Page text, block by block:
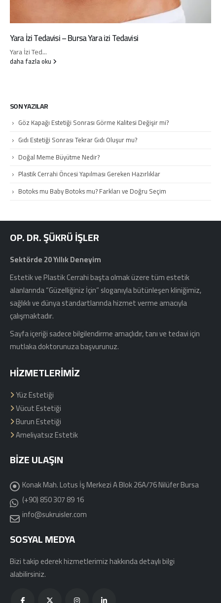
Yara İzi Tedavisi – Bursa Yara izi Tedavisi
Yara İzi Ted...
daha fazla oku
SON YAZILAR
Göz Kapağı Estetiği Sonrası Görme Kalitesi Değişir mi?
Gıdı Estetiği Sonrası Tekrar Gıdı Oluşur mu?
Doğal Meme Büyütme Nedir?
Plastik Cerrahi Öncesi Yapılması Gereken Hazırlıklar
Botoks mu Baby Botoks mu? Farkları ve Doğru Seçim
OP. DR. ŞÜKRÜ İŞLER
Sektörde 20 Yıllık Deneyim
Estetik ve Plastik Cerrahi başta olmak üzere tüm estetik
alanlarında “Güzelliğiniz İçin” sloganıyla bütünleşen kliniğimiz,
sağlıklı ve dünya standartlarında hizmet verme amacıyla
çalışmaktadır.
Sayfa içeriği sadece bilgilendirme amaçlıdır, tanı ve tedavi için
mutlaka doktorunuza başvurunuz.
HIZMETLERIMIZ
Yüz Estetiği
Vücut Estetiği
Burun Estetiği
Ameliyatsız Estetik
BIZE ULAŞIN
Konak Mah. Lotus İş Merkezi A Blok 26A/76 Nilüfer Bursa
(+90) 850 307 89 16
info@sukruisler.com
SOSYAL MEDYA
Bizi takip ederek hizmetlerimiz hakkında detaylı bilgi
alabilirsiniz.